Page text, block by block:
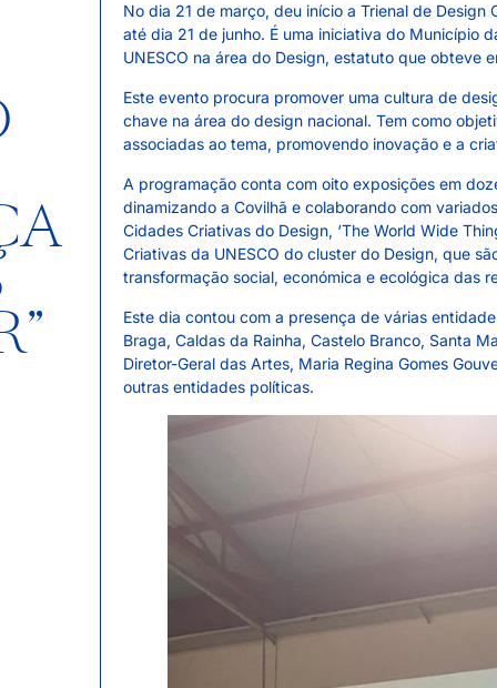
No dia 21 de março, deu início a Trienal de
até dia 21 de junho. É uma iniciativa do Município
UNESCO na área do Design, estatuto que obteve
Este evento procura promover uma cultura de
chave na área do design nacional. Tem como
associadas ao tema, promovendo inovação e a
A programação conta com oito exposições em
dinamizando a Covilhã e colaborando com
Cidades Criativas do Design, ‘The World Wide
Criativas da UNESCO do cluster do Design, que
transformação social, económica e ecológica das
Este dia contou com a presença de várias
Braga, Caldas da Rainha, Castelo Branco, Santa
Diretor-Geral das Artes, Maria Regina Gomes
outras entidades políticas.